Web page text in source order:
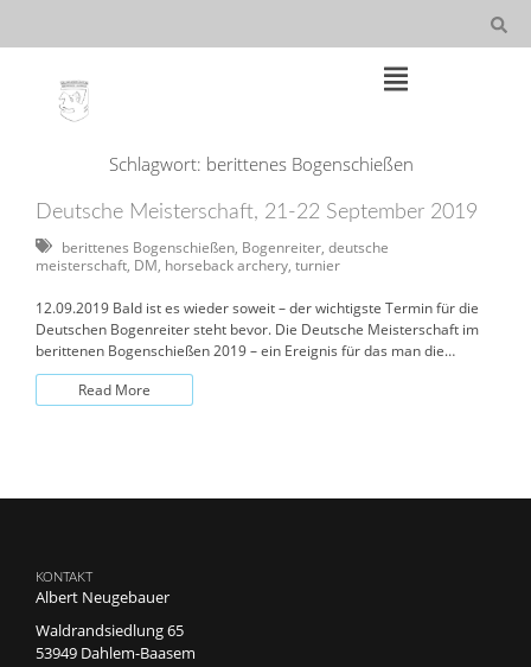
content
Schlagwort: berittenes Bogenschießen
Deutsche Meisterschaft, 21-22 September 2019
berittenes Bogenschießen, Bogenreiter, deutsche
meisterschaft, DM, horseback archery, turnier
12.09.2019 Bald ist es wieder soweit – der wichtigste Termin für die
Deutschen Bogenreiter steht bevor. Die Deutsche Meisterschaft im
berittenen Bogenschießen 2019 – ein Ereignis für das man die…
Read More
KONTAKT
Albert Neugebauer
Waldrandsiedlung 65
53949 Dahlem-Baasem